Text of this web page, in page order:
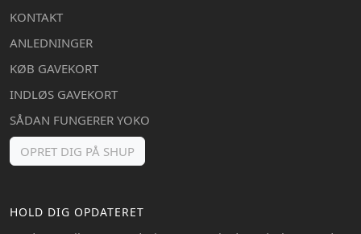
KONTAKT
ANLEDNINGER
KØB GAVEKORT
INDLØS GAVEKORT
SÅDAN FUNGERER YOKO
OPRET DIG PÅ SHUP
HOLD DIG OPDATERET